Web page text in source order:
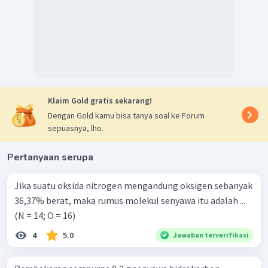
Klaim Gold gratis sekarang!
Dengan Gold kamu bisa tanya soal ke Forum
sepuasnya, lho.
Pertanyaan serupa
Jika suatu oksida nitrogen mengandung oksigen sebanyak
36,37% berat, maka rumus molekul senyawa itu adalah ...
(N = 14; O = 16)
4 5.0 Jawaban terverifikasi